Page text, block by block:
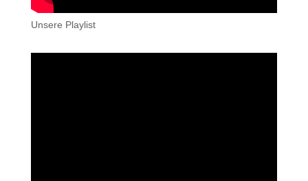
Unsere Playlist